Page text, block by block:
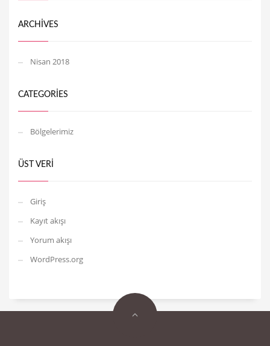
ARCHIVES
Nisan 2018
CATEGORIES
Bölgelerimiz
ÜST VERI
Giriş
Kayıt akışı
Yorum akışı
WordPress.org